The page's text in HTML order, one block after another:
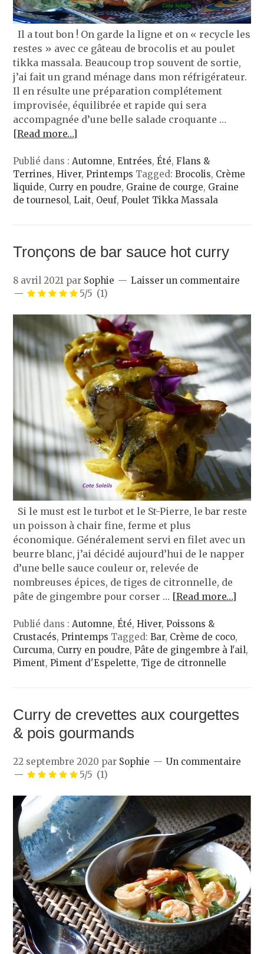
Il a tout bon ! On garde la ligne et on « recycle les
restes » avec ce gâteau de brocolis et au poulet
tikka massala. Beaucoup trop souvent de sortie,
j’ai fait un grand ménage dans mon réfrigérateur.
Il en résulte une préparation complétement
improvisée, équilibrée et rapide qui sera
accompagnée d’une belle salade croquante …
[Read more…]
Publié dans : Automne,Entrées,Été,Flans &
Terrines,Hiver,Printemps Tagged:Brocolis, Crème
liquide, Curry en poudre, Graine de courge, Graine
de tournesol,Lait, Oeuf,Poulet Tikka Massala
Tronçons de bar sauce hot curry
8 avril 2021 par Sophie
Laisser un commentaire
5/5 (1)
Si le must est le turbot et le St-Pierre, le bar reste
un poisson à chair fine, ferme et plus
économique. Généralement servi en filet avec un
beurre blanc, j’ai décidé aujourd’hui de le napper
d’une belle sauce couleur or, relevée de
nombreuses épices, de tiges de citronnelle, de
pâte de gingembre pour corser … [Read more…]
Publié dans : Automne,Été,Hiver,Poissons &
Crustacés,Printemps Tagged:Bar, Crème de coco,
Curcuma, Curry en poudre,Pâte de gingembre à l'ail,
Piment,Piment d'Espelette, Tige de citronnelle
Curry de crevettes aux courgettes
& pois gourmands
22 septembre 2020 par Sophie
Un commentaire
5/5 (1)